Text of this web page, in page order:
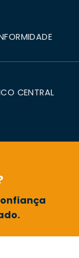
CENTRAL